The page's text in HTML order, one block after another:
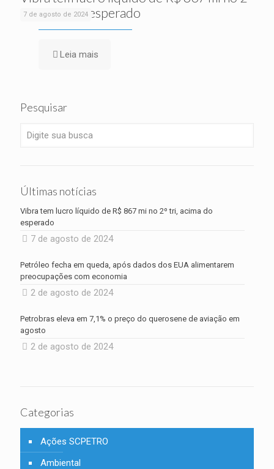
7 de agosto de 2024
tri, acima do esperado
Leia mais
Pesquisar
Últimas notícias
Vibra tem lucro líquido de R$ 867 mi no 2º tri, acima do
esperado
7 de agosto de 2024
Petróleo fecha em queda, após dados dos EUA alimentarem
preocupações com economia
2 de agosto de 2024
Petrobras eleva em 7,1% o preço do querosene de aviação em
agosto
2 de agosto de 2024
Categorias
Ações SCPETRO
Ambiental